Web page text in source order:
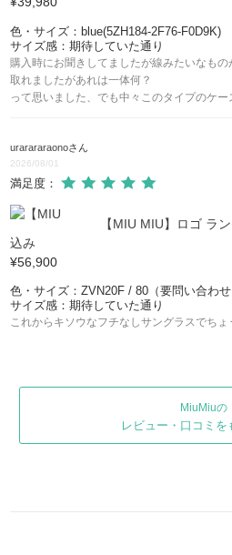
色・サイズ：blue(5ZH184-2F76-F0D9K)
サイズ感：期待していた通り
購入時にお聞きしてましたが線みたいなも
取れましたがあれは一体何？
って思いました、でも中々このタイプのケー
urarararaonoさん
2026/08/01
満足度：
【MIU MIU】ロゴ ラ
込み
¥56,900
色・サイズ：ZVN20F / 80（要問い合わせ
サイズ感：期待していた通り
これからキソウなフチなしサングラスでちょ
MiuMiuの
レビュー・口コミを